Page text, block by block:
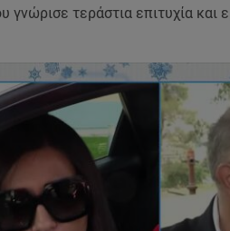
τεράστια επιτυχία και